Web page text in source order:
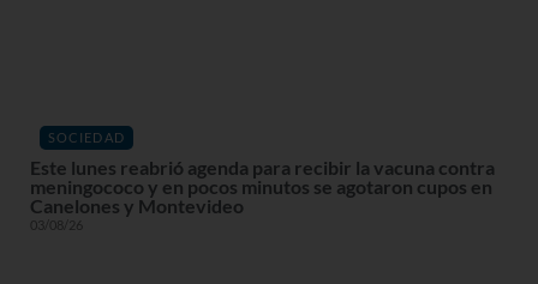
SOCIEDAD
Este lunes reabrió agenda para recibir la vacuna contra
meningococo y en pocos minutos se agotaron cupos en
Canelones y Montevideo
03/08/26